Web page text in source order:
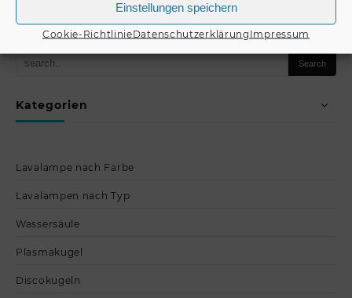
Einstellungen speichern
Cookie-RichtlinieDatenschutzerklärung Impressum
Kategorien
Lavalampe nach Farbe
Lavalampen nach Typ
Wassersäule
Plasmakugel
Discokugeln
Produkt kaufen